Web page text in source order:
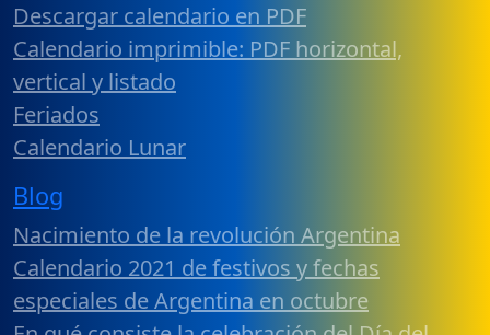
Descargar calendario en PDF
Calendario imprimible: PDF horizontal,
vertical y listado
Feriados
Calendario Lunar
Blog
Nacimiento de la revolución Argentina
Calendario 2021 de festivos y fechas
especiales de Argentina en octubre